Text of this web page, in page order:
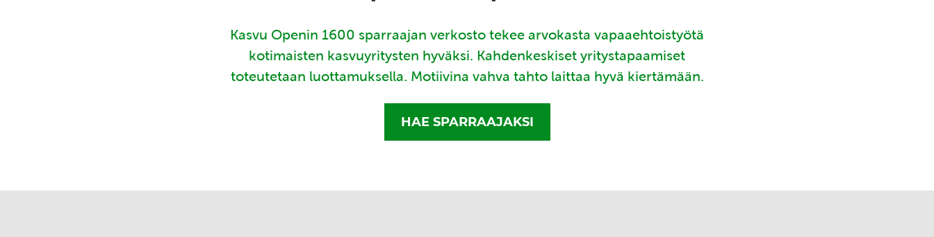
Kasvu Openin 1600 sparraajan verkosto tekee arvokasta vapaaehtoistyötä
kotimaisten kasvuyritysten hyväksi. Kahdenkeskiset yritystapaamiset
toteutetaan luottamuksella. Motiivina vahva tahto laittaa hyvä kiertämään.
HAE SPARRAAJAKSI